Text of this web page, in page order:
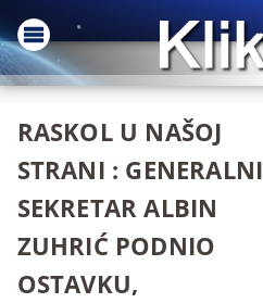
RASKOL U NAŠOJ
STRANI : GENERALNI
SEKRETAR ALBIN
ZUHRIĆ PODNIO
OSTAVKU,